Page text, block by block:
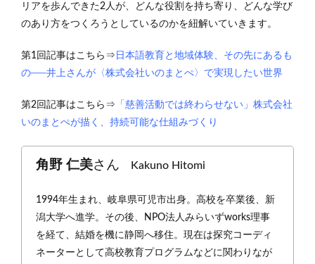
リアを歩んできた2人が、どんな役割を持ち寄り、どんな学び
のあり方をつくろうとしているのかを紐解いていきます。
第1回記事はこちら⇒ 日本語教育と地域体験、その先にあるも
の──井上さんが〈株式会社いのまとぺ〉で実現したい世界
第2回記事はこちら⇒ 「慈善活動では終わらせない」株式会社
いのまとぺが描く、持続可能な仕組みづくり
角野 仁美さん Kakuno Hitomi
1994年生まれ、岐阜県可児市出身。高校を卒業後、新
潟大学へ進学。その後、NPO法人みらいずworks理事
を経て、結婚を機に静岡へ移住。現在は探究コーディ
ネーターとして高校教育プログラムなどに関わりなが